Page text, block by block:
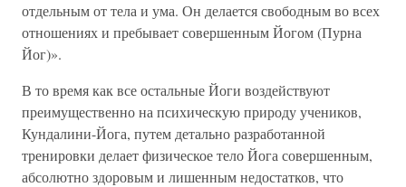
отдельным от тела и ума. Он делается свободным во всех
отношениях и пребывает совершенным Йогом (Пурна
Йог)».
В то время как все остальные Йоги воздействуют
преимущественно на психическую природу учеников,
Кундалини-Йога, путем детально разработанной
тренировки делает физическое тело Йога совершенным,
абсолютно здоровым и лишенным недостатков, что